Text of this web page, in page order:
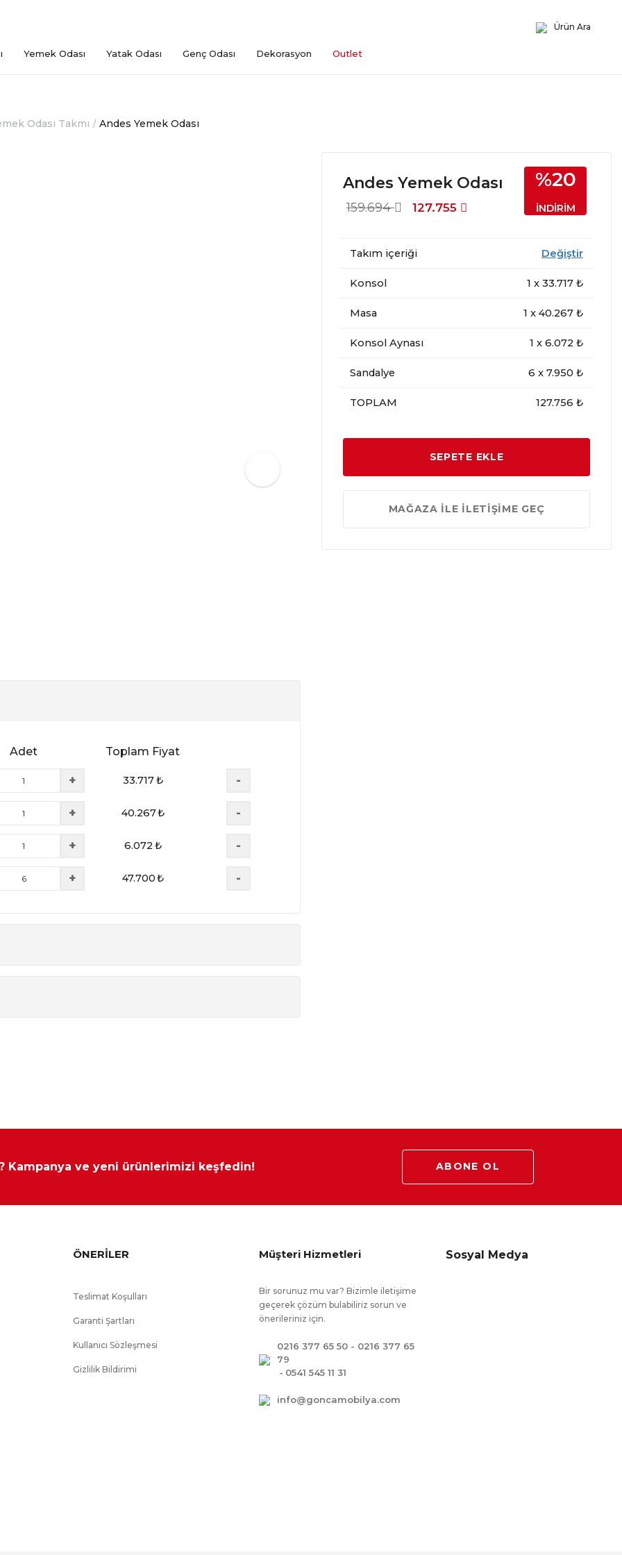
Ürün Ara
Yemek Odası Yatak Odası Genç Odası Dekorasyon Outlet
Odası Takmı Andes Yemek Odası
Adet Toplam Fiyat
+ 33.717₺ -
+ 40.267₺ -
+ 6.072₺ -
+ 47.700₺ -
Andes Yemek Odası
159.694 127.755 İNDİRİM
%20
Takım içeriği Değiştir
Konsol 1 x 33.717 ₺
Masa 1 x 40.267 ₺
Konsol Aynası 1 x 6.072 ₺
Sandalye 6 x 7.950 ₺
TOPLAM 127.756 ₺
SEPETE EKLE
MAĞAZA İLE İLETİŞİME GEÇ
Kampanya ve yeni ürünlerimizi keşfedin! ABONE OL
ÖNERİLER
Teslimat Koşulları
Garanti Şartları
Kullanıcı Sözleşmesi
Gizlilik Bildirimi
Müşteri Hizmetleri
Bir sorunuz mu var? Bizimle iletişime
geçerek çözüm bulabiliriz sorun ve
önerileriniz için.
0216 377 65 50 - 0216 377 65
79
- 0541 545 11 31
info@goncamobilya.com
Sosyal Medya